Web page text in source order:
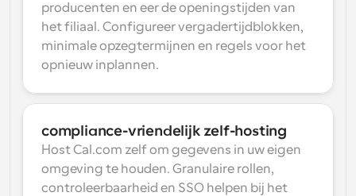
producenten en eer de openingstijden van
het filiaal. Configureer vergadertijdblokken,
minimale opzegtermijnen en regels voor het
opnieuw inplannen.
compliance-vriendelijk zelf-hosting
Host Cal.com zelf om gegevens in uw eigen
omgeving te houden. Granulaire rollen,
controleerbaarheid en SSO helpen bij het